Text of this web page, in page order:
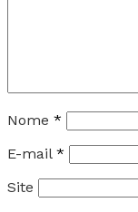
Nome *
E-mail *
Site